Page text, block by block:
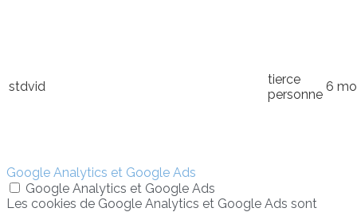
stdvid
tierce
personne
6
Google Analytics et Google Ads
Google Analytics et Google Ads
Les cookies de Google Analytics et Google Ads sont